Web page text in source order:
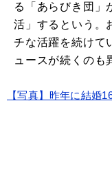
る「あらびき団」
活」するという。
チな活躍を続けて
ュースが続くのも
【写真】昨年に結婚